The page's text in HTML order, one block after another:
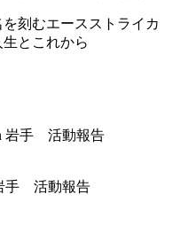
刻むエースストライカ
とこれから
手 活動報告